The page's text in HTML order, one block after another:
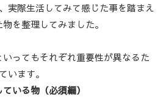
実際生活してみて感じた事を踏まえ
を整理してみました。
ってもそれぞれ重要性が異なるた
います。
ている物 （必須編）